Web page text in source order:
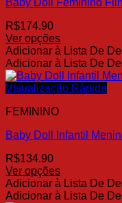
podem
escolhidas
na
página
do
produto
R$174.90
Ver opções
Este
produto
tem
várias
As
podem
escolhidas
na
página
do
Adicionar à Lista De
Adicionar à Lista De
Visualização Rápida
FEMININO
Baby Doll Infantil
R$134.90
Ver opções
Este
produto
Adicionar à Lista De
Adicionar à Lista De